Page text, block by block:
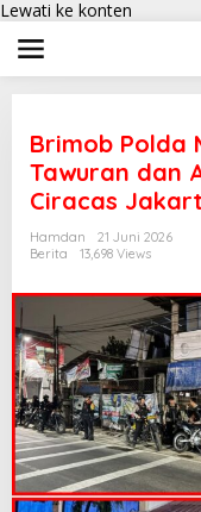
Lewati ke konten
Brimob Polda
Tawuran dan
Ciracas
Hamdan
21 Juni 2026
Berita
13,698 Views